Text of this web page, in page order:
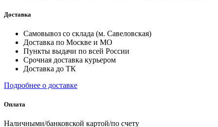
Доставка
Самовывоз со склада (м. Савеловская)
Доставка по Москве и МО
Пункты выдачи по всей России
Срочная доставка курьером
Доставка до ТК
Подробнее о доставке
Оплата
Наличными/банковской картой/по счету